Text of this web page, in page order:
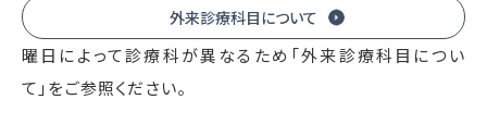
外来診療科目について
曜日によって診療科が異なるため「外来診療科目につい
て」をご参照ください。